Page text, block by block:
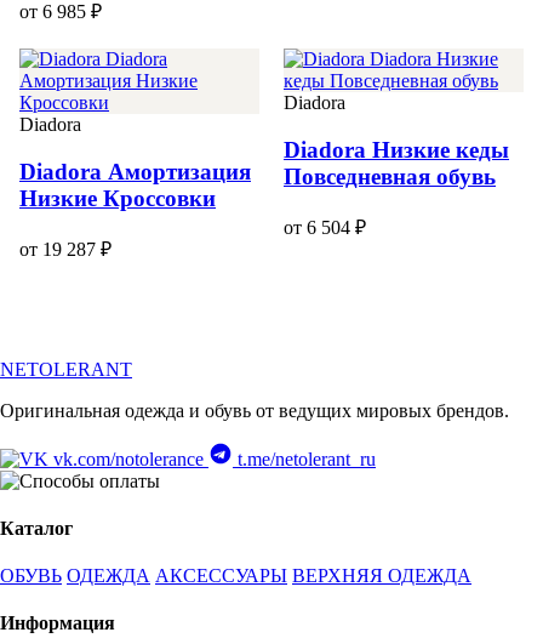
от 6 985 ₽
Diadora
Diadora Амортизация
Низкие Кроссовки
от 19 287 ₽
Diadora
Diadora Низкие кеды
Повседневная обувь
от 6 504 ₽
NETOLERANT
Оригинальная одежда и обувь от ведущих мировых брендов.
vk.com/notolerance t.me/netolerant_ru
Каталог
ОБУВЬ ОДЕЖДА АКСЕССУАРЫ ВЕРХНЯЯ ОДЕЖДА
Информация